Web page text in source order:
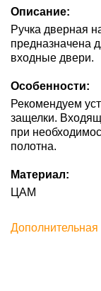
Описание:
Ручка дверная
предназначена
входные двери.
Особенности:
Рекомендуем
защелки.
при
полотна.
Материал:
ЦАМ